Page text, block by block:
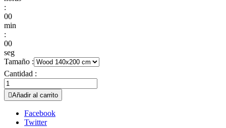
:
00
min
:
00
seg
Tamaño :
Cantidad :
Añadir al carrito
Facebook
Twitter